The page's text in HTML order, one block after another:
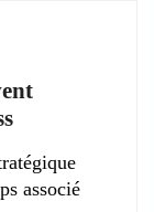
associé